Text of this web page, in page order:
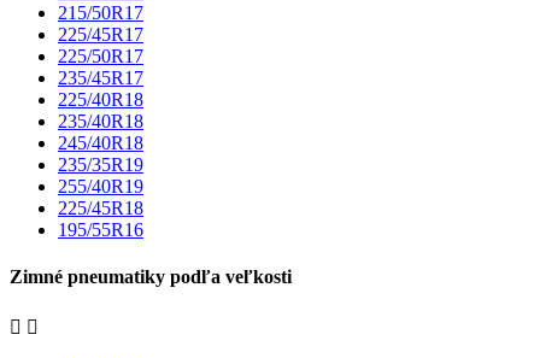
215/50R17
225/45R17
225/50R17
235/45R17
225/40R18
235/40R18
245/40R18
235/35R19
255/40R19
225/45R18
195/55R16
Zimné pneumatiky podľa veľkosti
 